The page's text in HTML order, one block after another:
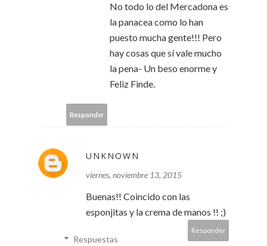
No todo lo del Mercadona es
la panacea como lo han
puesto mucha gente!!! Pero
hay cosas que sí vale mucho
la pena- Un beso enorme y
Feliz Finde.
Responder
UNKNOWN
viernes, noviembre 13, 2015
Buenas!! Coincido con las
esponjitas y la crema de manos !! ;)
Responder
Respuestas